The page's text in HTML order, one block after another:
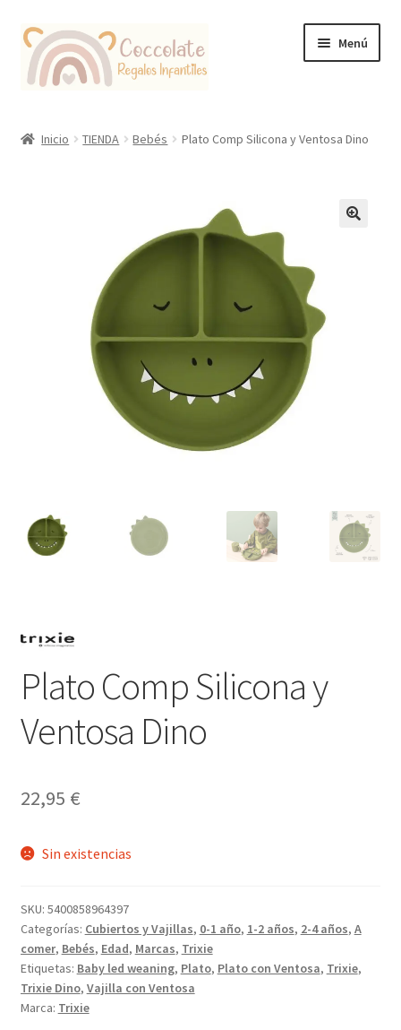
Ir
la
Ir
contenido
Menú
Inicio TIENDA Bebés Plato Comp Silicona y Ventosa Dino
Plato Comp Silicona y
Ventosa Dino
22,95 €
Sin existencias
SKU: 5400858964397
Categorías: Cubiertos y Vajillas, 0-1 año, 1-2 años, 2-4 años, A
comer, Bebés, Edad, Marcas, Trixie
Etiquetas: Baby led weaning, Plato, Plato con Ventosa, Trixie,
Trixie Dino, Vajilla con Ventosa
Marca: Trixie